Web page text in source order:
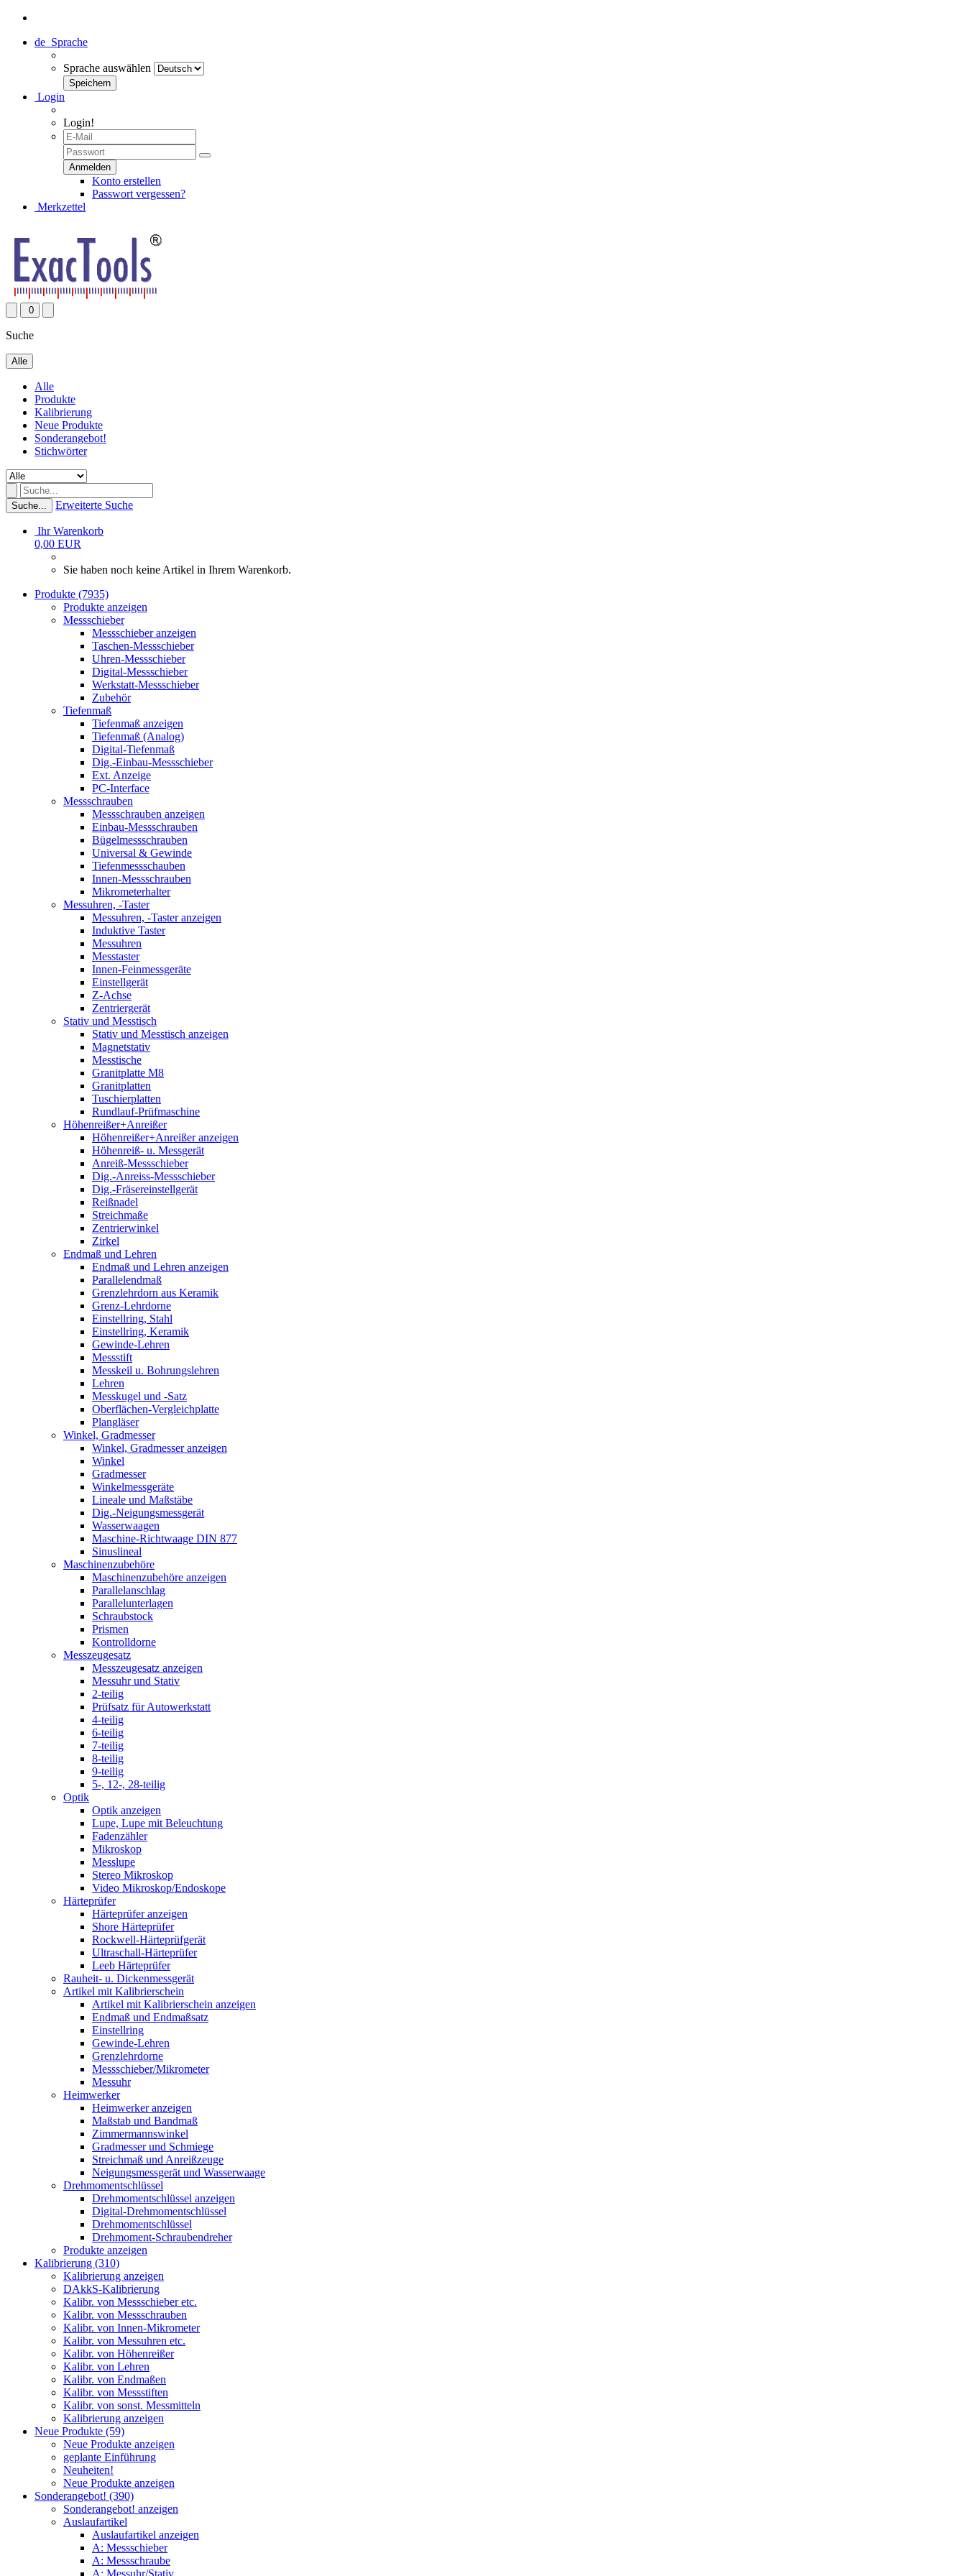
de Sprache
Sprache auswählen
Login
Login!
Konto erstellen
Passwort vergessen?
Merkzettel
0
Suche
Alle
Alle
Produkte
Kalibrierung
Neue Produkte
Sonderangebot!
Stichwörter
Suche... Erweiterte Suche
Ihr Warenkorb
0,00 EUR
Sie haben noch keine Artikel in Ihrem Warenkorb.
Produkte (7935)
Produkte anzeigen
Messschieber
Messschieber anzeigen
Taschen-Messschieber
Uhren-Messschieber
Digital-Messschieber
Werkstatt-Messschieber
Zubehör
Tiefenmaß
Tiefenmaß anzeigen
Tiefenmaß (Analog)
Digital-Tiefenmaß
Dig.-Einbau-Messschieber
Ext. Anzeige
PC-Interface
Messschrauben
Messschrauben anzeigen
Einbau-Messschrauben
Bügelmessschrauben
Universal & Gewinde
Tiefenmessschauben
Innen-Messschrauben
Mikrometerhalter
Messuhren, -Taster
Messuhren, -Taster anzeigen
Induktive Taster
Messuhren
Messtaster
Innen-Feinmessgeräte
Einstellgerät
Z-Achse
Zentriergerät
Stativ und Messtisch
Stativ und Messtisch anzeigen
Magnetstativ
Messtische
Granitplatte M8
Granitplatten
Tuschierplatten
Rundlauf-Prüfmaschine
Höhenreißer+Anreißer
Höhenreißer+Anreißer anzeigen
Höhenreiß- u. Messgerät
Anreiß-Messschieber
Dig.-Anreiss-Messschieber
Dig.-Fräsereinstellgerät
Reißnadel
Streichmaße
Zentrierwinkel
Zirkel
Endmaß und Lehren
Endmaß und Lehren anzeigen
Parallelendmaß
Grenzlehrdorn aus Keramik
Grenz-Lehrdorne
Einstellring, Stahl
Einstellring, Keramik
Gewinde-Lehren
Messstift
Messkeil u. Bohrungslehren
Lehren
Messkugel und -Satz
Oberflächen-Vergleichplatte
Plangläser
Winkel, Gradmesser
Winkel, Gradmesser anzeigen
Winkel
Gradmesser
Winkelmessgeräte
Lineale und Maßstäbe
Dig.-Neigungsmessgerät
Wasserwaagen
Maschine-Richtwaage DIN 877
Sinuslineal
Maschinenzubehöre
Maschinenzubehöre anzeigen
Parallelanschlag
Parallelunterlagen
Schraubstock
Prismen
Kontrolldorne
Messzeugesatz
Messzeugesatz anzeigen
Messuhr und Stativ
2-teilig
Prüfsatz für Autowerkstatt
4-teilig
6-teilig
7-teilig
8-teilig
9-teilig
5-, 12-, 28-teilig
Optik
Optik anzeigen
Lupe, Lupe mit Beleuchtung
Fadenzähler
Mikroskop
Messlupe
Stereo Mikroskop
Video Mikroskop/Endoskope
Härteprüfer
Härteprüfer anzeigen
Shore Härteprüfer
Rockwell-Härteprüfgerät
Ultraschall-Härteprüfer
Leeb Härteprüfer
Rauheit- u. Dickenmessgerät
Artikel mit Kalibrierschein
Artikel mit Kalibrierschein anzeigen
Endmaß und Endmaßsatz
Einstellring
Gewinde-Lehren
Grenzlehrdorne
Messschieber/Mikrometer
Messuhr
Heimwerker
Heimwerker anzeigen
Maßstab und Bandmaß
Zimmermannswinkel
Gradmesser und Schmiege
Streichmaß und Anreißzeuge
Neigungsmessgerät und Wasserwaage
Drehmomentschlüssel
Drehmomentschlüssel anzeigen
Digital-Drehmomentschlüssel
Drehmomentschlüssel
Drehmoment-Schraubendreher
Produkte anzeigen
Kalibrierung (310)
Kalibrierung anzeigen
DAkkS-Kalibrierung
Kalibr. von Messschieber etc.
Kalibr. von Messschrauben
Kalibr. von Innen-Mikrometer
Kalibr. von Messuhren etc.
Kalibr. von Höhenreißer
Kalibr. von Lehren
Kalibr. von Endmaßen
Kalibr. von Messstiften
Kalibr. von sonst. Messmitteln
Kalibrierung anzeigen
Neue Produkte (59)
Neue Produkte anzeigen
geplante Einführung
Neuheiten!
Neue Produkte anzeigen
Sonderangebot! (390)
Sonderangebot! anzeigen
Auslaufartikel
Auslaufartikel anzeigen
A: Messschieber
A: Messschraube
A: Messuhr/Stativ